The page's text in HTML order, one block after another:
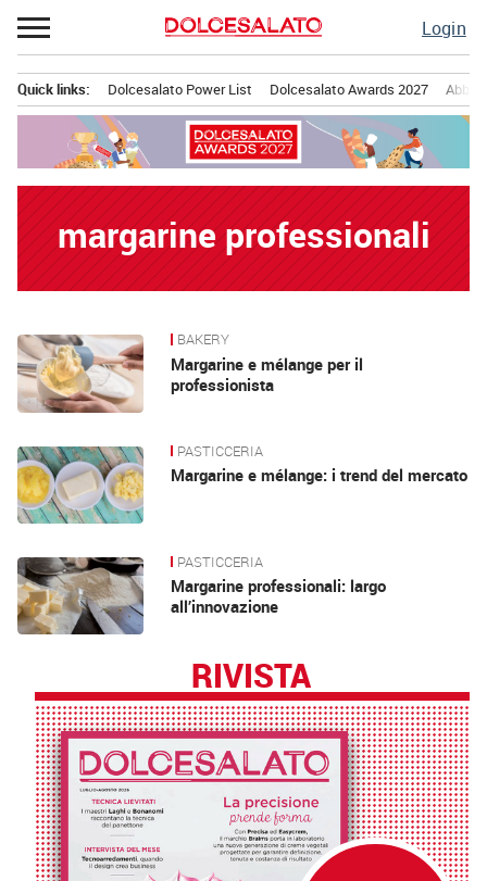
Passa
al
Login
principale
Quick links: Dolcesalato Power List Dolcesalato Awards 2027
margarine professionali
News BAKERY
Margarine e mélange per il
professionista
PASTICCERIA
Margarine e mélange: i trend del mercato
PASTICCERIA
Margarine professionali: largo
all’innovazione
RIVISTA